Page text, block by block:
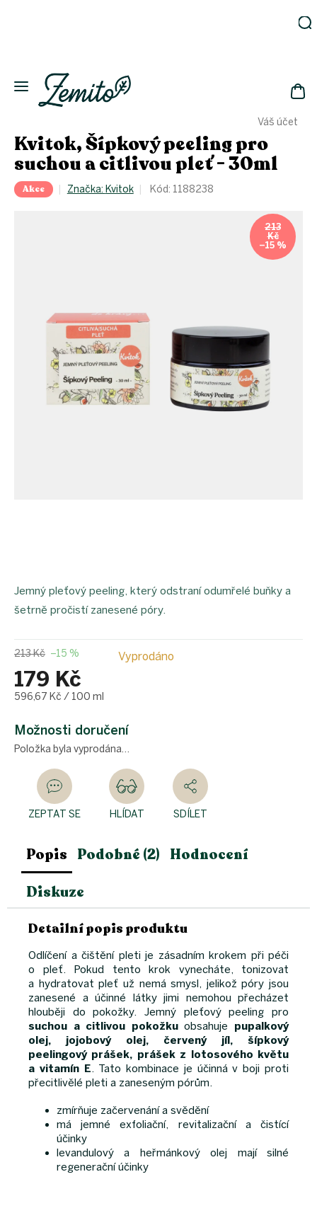
Váš účet
Eko
domácnost
Kosmetika
láhve
Akce
Kvitok, Šípkový peeling pro
suchou a citlivou pleť - 30ml
Akce Značka: Kvitok Kód: 1188238
213
Kč
–15 %
213 Kč –15 %
179 Kč
Měrná
596,67 Kč / 100 ml
Vyprodáno
Možnosti doručení
Položka byla vyprodána…
Jemný pleťový peeling, který odstraní odumřelé buňky a
šetrně pročistí zanesené póry.
ZEPTAT SE HLÍDAT SDÍLET
Popis Podobné (2) Hodnocení
Diskuze
Detailní popis produktu
Odlíčení a čištění pleti je zásadním krokem při péči
o pleť. Pokud tento krok vynecháte, tonizovat
a hydratovat pleť už nemá smysl, jelikož póry jsou
zanesené a účinné látky jimi nemohou přecházet
hlouběji do pokožky. Jemný pleťový peeling pro
suchou a citlivou pokožkuobsahuje pupalkový
olej, jojobový olej, červený jíl, šípkový
peelingový prášek, prášek z lotosového květu
a vitamín E. Tato kombinace je účinná v boji proti
přecitlivělé pleti a zaneseným pórům.
zmírňuje začervenání a svědění
má jemné exfoliační, revitalizační a čistící
účinky
levandulový a heřmánkový olej mají silné
regenerační účinky